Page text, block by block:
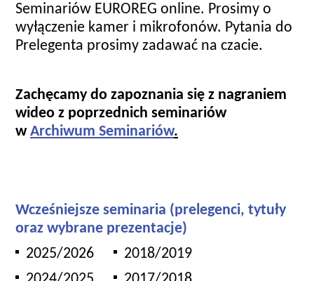
Seminariów EUROREG online. Prosimy o
wyłączenie kamer i mikrofonów. Pytania do
Prelegenta prosimy zadawać na czacie.
Zachęcamy do zapoznania się z nagraniem
wideo z poprzednich seminariów
wArchiwum Seminariów.
Wcześniejsze seminaria (prelegenci, tytuły
oraz wybrane prezentacje)
2025/2026
2018/2019